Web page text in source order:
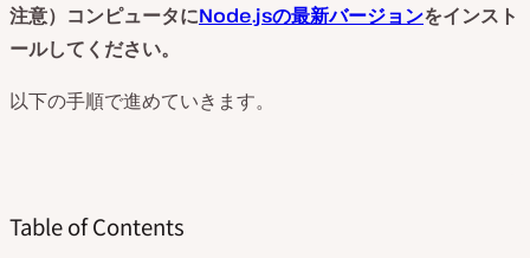
注意）コンピュータにNode.jsの最新バージョンをインスト
ールしてください。
以下の手順で進めていきます。
Table of Contents